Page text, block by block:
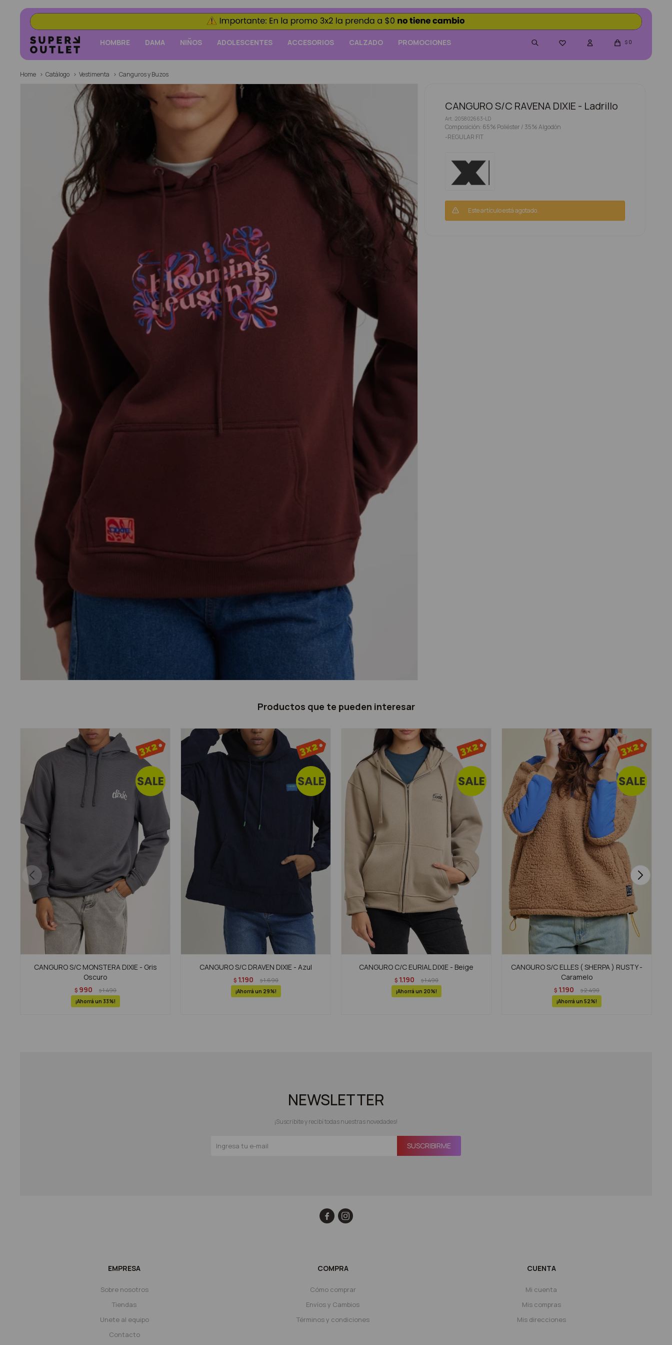
HOMBRE DAMA NIÑOS ADOLESCENTES ACCESORIOS CALZADO PROMOCIONES  $ 0
Home Catálogo Vestimenta Canguros y Buzos
CANGURO S/C RAVENA DIXIE - Ladrillo
205802663-LD
Composición: 65% Poliéster / 35% Algodón
-REGULAR FIT
Este artículo está agotado.
Productos que te pueden interesar
CANGURO S/C MONSTERA DIXIE - Gris
Oscuro
$ 990 $1.490
33
CANGURO S/C DRAVEN DIXIE - Azul
$ 1.190 $1.690
29
CANGURO C/C EURIAL DIXIE - Beige
$ 1.190 $1.490
20
CANGURO S/C ELLES ( SHERPA ) RUSTY -
Caramelo
$ 1.190 $2.490
52
EMPRESA
Sobre nosotros
Tiendas
Unete al equipo
Contacto
COMPRA
Cómo comprar
Envíos y Cambios
Términos y condiciones
CUENTA
Mi cuenta
Mis compras
Mis direcciones
NEWSLETTER
¡Suscribite y recibí todas nuestras novedades!
SUSCRIBIRME
 